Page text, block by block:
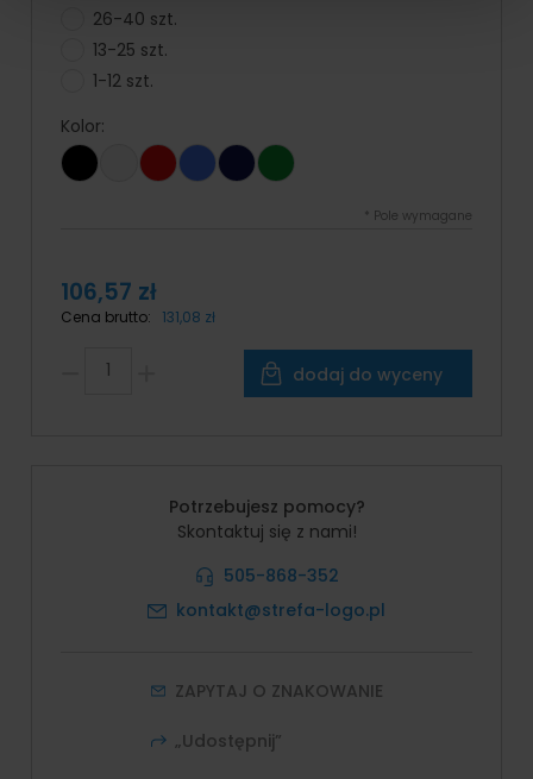
26-40 szt.
13-25 szt.
1-12 szt.
Kolor:
Pole wymagane
106,57 zł
Cena brutto: 131,08 zł
dodaj do wyceny
Potrzebujesz pomocy?
Skontaktuj się z nami!
505-868-352
kontakt@strefa-logo.pl
ZAPYTAJ O ZNAKOWANIE
„Udostępnij”